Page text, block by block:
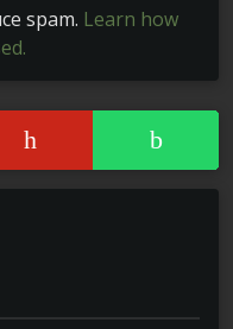
spam. Learn how